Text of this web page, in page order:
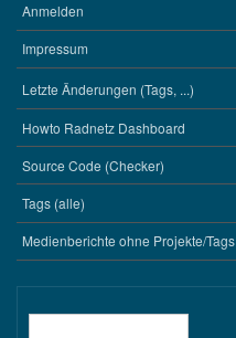
BENUTZERMENÜ
Anmelden
Impressum
WERKZEUGE
Letzte Änderungen (Tags, ...)
Howto Radnetz Dashboard
Source Code (Checker)
Tags (alle)
Medienberichte ohne Projekte/Tags
Suche